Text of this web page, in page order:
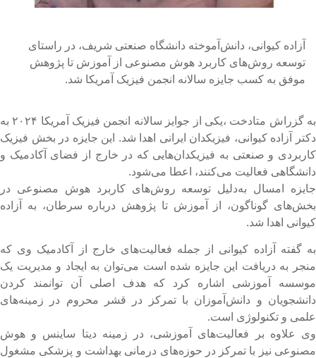
آزاده کیوانی، دانش‌آموخته دانشگاه صنعتی شریف، در راستای
توسعه روش‌های کاربرد هوش مصنوعی از آموزش تا پژوهش
موفق به کسب جایزه سالانه انجمن فیزیک آمریکا شد.
به گزراش متادخت ،یکی از جوایز سالانه انجمن فیزیک آمریکا ۲۰۲۴ به
آزاده کیوانی، فیزیکدان ایرانی اهدا شد. این جایزه در بخش فیزیک
و صنعتی به فیزیکدان‌هایی که در خارج از فضای آکادمیک و
فعالیت می‌کنند، اعطا می‌شود.
امسال به‌دلیل توسعه روش‌های کاربرد هوش مصنوعی در
گوناگون، از آموزش تا پژوهش درباره سرطان، به آزاده
اهدا شد.
گفته آزاده کیوانی از جمله فعالیت‌های خارج از آکادمیک وی که
به دریافت این جایزه شده است می‌توان به ایجاد و مدیریت یک
آموزشی اشاره کرد که هدف اصلی آن توانمند کردن
و دانش‌آموزان با تمرکز در قشر محروم در زمینه‌های
و تکنولوژی است.
علاوه بر فعالیت‌های آموزشی، در زمینه دیتا ساینس و هوش
نیز با تمرکز در حوزه‌های درمانی بهداشت و پزشکی مشغول